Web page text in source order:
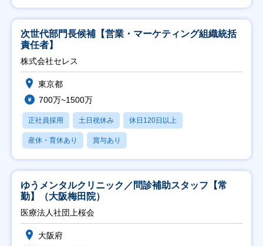
次世代部門長候補【営業・マーケティング組織統括
責任者】
株式会社セレス
東京都
700万~1500万
正社員採用 土日祝休み 休日120日以上
産休・育休あり 賞与あり
ゆうメンタルクリニック／問診補助スタッフ【常
勤】（大阪梅田院）
医療法人社団上桜会
大阪府